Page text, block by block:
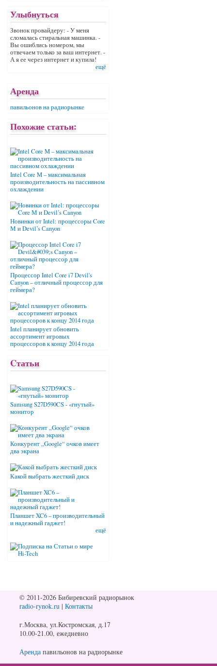
Улыбнуться
Звонок провайдеру: - У меня
сломалась стиральная машинка. -
Вы ошиблись номером, мы
отвечаем только за ваш интернет. -
А я ее через интернет и купила!
ещё
Аренда
павильонов на радиорынке
Похожие статьи:
Intel Core M – максимальная
производительность на пассивном
охлаждении
Новинки от Intel: процессоры Core
М и Devil’s Сanyon
Процессор Intel Core i7 Devil's
Canyon – отличный процессор для
геймера?
Intel планирует обновить
ассортимент игровых
процессоров к концу 2014 года
Cтатьи
Samsung S27D590CS - «гнутый»
монитор
Конкурент „Google“ очков имеет
два экрана
Какой выбрать жесткий диск
Планшет XC6 – производительный
и надежный гаджет!
ещё
© 2011-2026 Бибиревский радиорынок
radio-rynok.ru | Контакты
г.Москва, ул.Костромская, д.17
10.00-21.00, ежедневно
Аренда павильонов на радиорынке